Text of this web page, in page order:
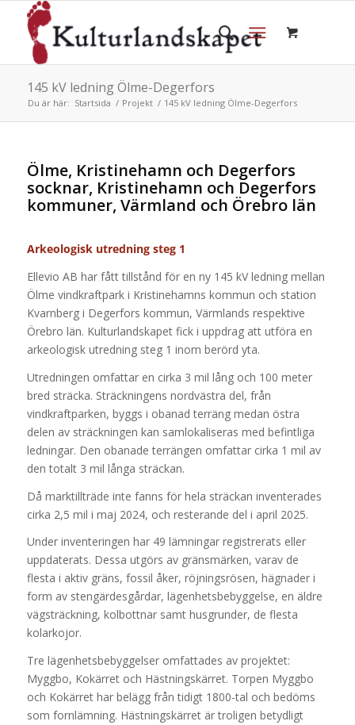
145 kV ledning Ölme-Degerfors
Du är här: Startsida / Projekt / 145 kV ledning Ölme-Degerfors
Ölme, Kristinehamn och Degerfors
socknar, Kristinehamn och Degerfors
kommuner, Värmland och Örebro län
Arkeologisk utredning steg 1
Ellevio AB har fått tillstånd för en ny 145 kV ledning mellan
Ölme vindkraftpark i Kristinehamns kommun och station
Kvarnberg i Degerfors kommun, Värmlands respektive
Örebro län. Kulturlandskapet fick i uppdrag att utföra en
arkeologisk utredning steg 1 inom berörd yta.
Utredningen omfattar en cirka 3 mil lång och 100 meter
bred sträcka. Sträckningens nordvästra del, från
vindkraftparken, byggs i obanad terräng medan östra
delen av sträckningen kan samlokaliseras med befintliga
ledningar. Den obanade terrängen omfattar cirka 1 mil av
den totalt 3 mil långa sträckan.
Då marktillträde inte fanns för hela sträckan inventerades
cirka 2,5 mil i maj 2024, och resterande del i april 2025.
Under inventeringen har 49 lämningar registrerats eller
uppdaterats. Dessa utgörs av gränsmärken, varav de
flesta i aktiv gräns, fossil åker, röjningsrösen, hägnader i
form av stengärdesgårdar, lägenhetsbebyggelse, en äldre
vägsträckning, kolbottnar samt husgrunder, de flesta
kolarkojor.
Tre lägenhetsbebyggelser omfattades av projektet:
Myggbo, Kokärret och Hästningskärret. Torpen Myggbo
och Kokärret har belägg från tidigt 1800-tal och bedöms
som fornlämning. Hästningskärret är troligen betydligt